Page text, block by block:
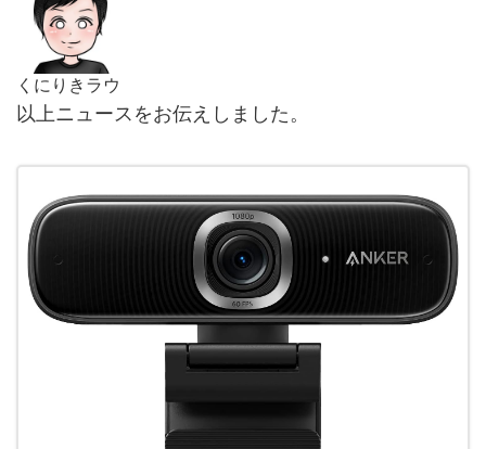
くにりきラウ
以上ニュースをお伝えしました。